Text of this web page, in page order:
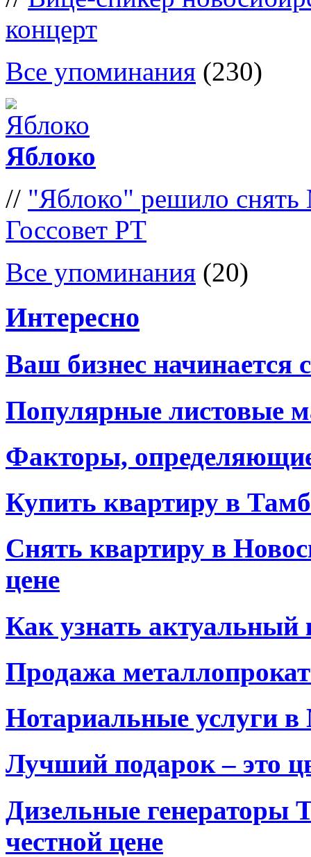
концерт
Все упоминания (230)
Яблоко
// "Яблоко" решило
Госсовет РТ
Все упоминания (20)
Интересно
Ваш бизнес начинается
Популярные листовые
Факторы,
Купить квартиру в
Снять квартиру в
цене
Как узнать актуальный
Продажа
Нотариальные услуги в
Лучший подарок – это
Дизельные генераторы
честной цене